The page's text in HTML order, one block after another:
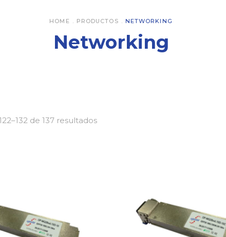
Networking
HOME . PRODUCTOS . NETWORKING
de 137 resultados